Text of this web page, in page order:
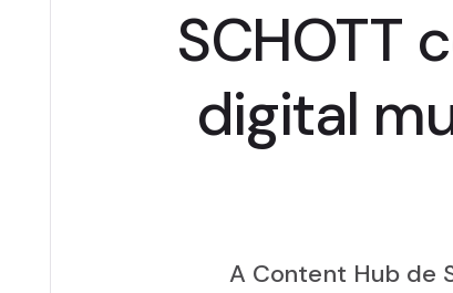
SCHOTT
digital
A Content Hub de